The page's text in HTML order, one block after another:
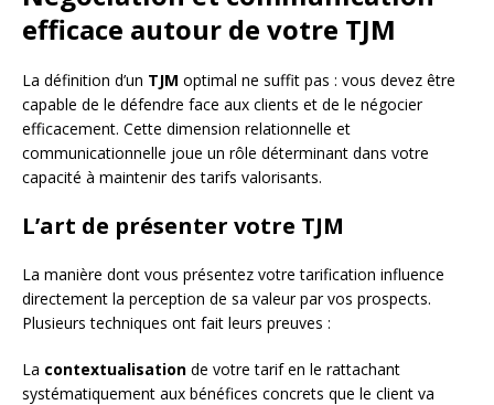
efficace autour de votre TJM
La définition d’un TJM optimal ne suffit pas : vous devez être
capable de le défendre face aux clients et de le négocier
efficacement. Cette dimension relationnelle et
communicationnelle joue un rôle déterminant dans votre
capacité à maintenir des tarifs valorisants.
L’art de présenter votre TJM
La manière dont vous présentez votre tarification influence
directement la perception de sa valeur par vos prospects.
Plusieurs techniques ont fait leurs preuves :
La contextualisation de votre tarif en le rattachant
systématiquement aux bénéfices concrets que le client va